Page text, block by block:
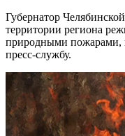
Губернатор
территории региона
природными пожарами,
пресс-службу.